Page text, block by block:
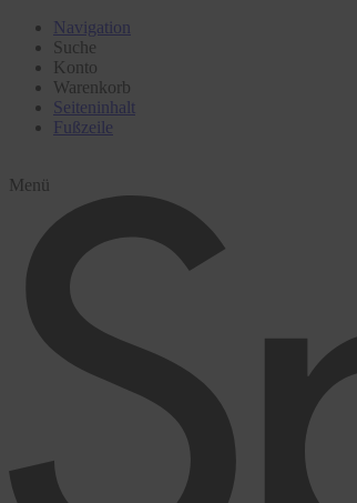
Navigation
Suche
Konto
Warenkorb
Seiteninhalt
Fußzeile
Menü